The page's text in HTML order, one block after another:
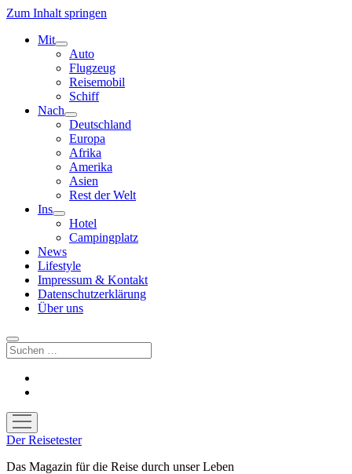
Zum Inhalt springen
Mit
Menü
öffnen
Auto
Flugzeug
Reisemobil
Schiff
Nach
Menü
öffnen
Deutschland
Europa
Afrika
Amerika
Asien
Rest der Welt
Ins
Menü
öffnen
Hotel
Campingplatz
News
Lifestyle
Impressum & Kontakt
Datenschutzerklärung
Über uns
Suchen
Menü
öffnen
Der Reisetester
Das Magazin für die Reise durch unser Leben